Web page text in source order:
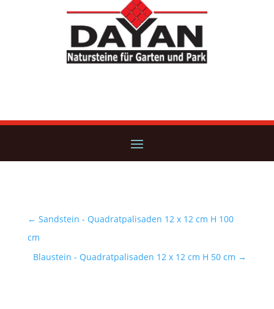
← Sandstein - Quadratpalisaden 12 x 12 cm H 100
cm
Blaustein - Quadratpalisaden 12 x 12 cm H 50 cm →